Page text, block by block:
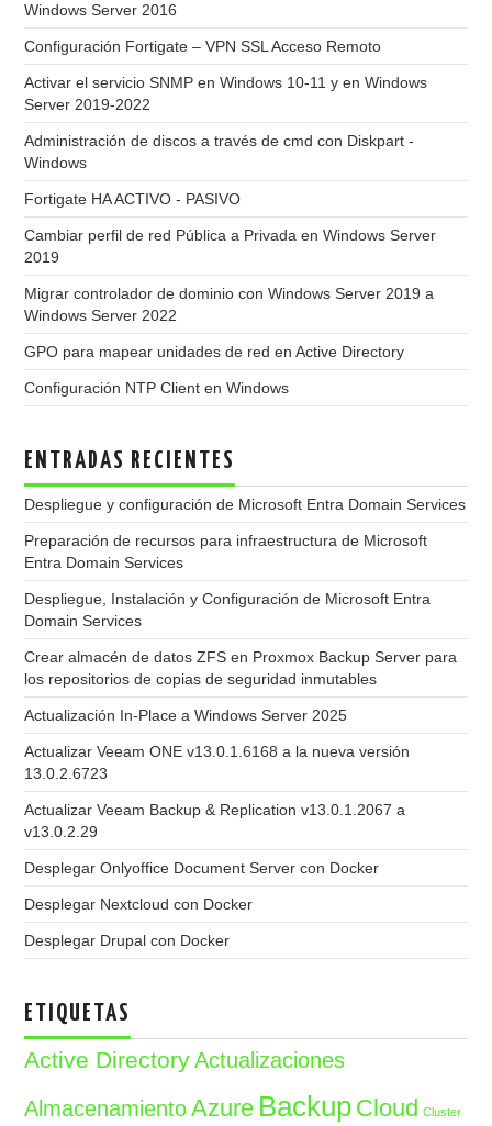
Windows Server 2016
Configuración Fortigate – VPN SSL Acceso Remoto
Activar el servicio SNMP en Windows 10-11 y en Windows
Server 2019-2022
Administración de discos a través de cmd con Diskpart -
Windows
Fortigate HA ACTIVO - PASIVO
Cambiar perfil de red Pública a Privada en Windows Server
2019
Migrar controlador de dominio con Windows Server 2019 a
Windows Server 2022
GPO para mapear unidades de red en Active Directory
Configuración NTP Client en Windows
ENTRADAS RECIENTES
Despliegue y configuración de Microsoft Entra Domain Services
Preparación de recursos para infraestructura de Microsoft
Entra Domain Services
Despliegue, Instalación y Configuración de Microsoft Entra
Domain Services
Crear almacén de datos ZFS en Proxmox Backup Server para
los repositorios de copias de seguridad inmutables
Actualización In-Place a Windows Server 2025
Actualizar Veeam ONE v13.0.1.6168 a la nueva versión
13.0.2.6723
Actualizar Veeam Backup & Replication v13.0.1.2067 a
v13.0.2.29
Desplegar Onlyoffice Document Server con Docker
Desplegar Nextcloud con Docker
Desplegar Drupal con Docker
ETIQUETAS
Active Directory Actualizaciones
Almacenamiento Azure Backup Cloud Cluster